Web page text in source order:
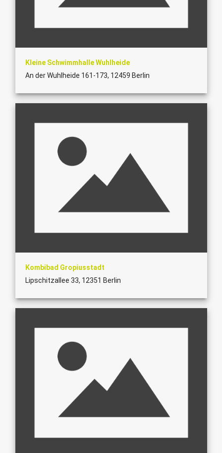
Kleine Schwimmhalle Wuhlheide
An der Wuhlheide 161-173, 12459 Berlin
Kombibad Gropiusstadt
Lipschitzallee 33, 12351 Berlin